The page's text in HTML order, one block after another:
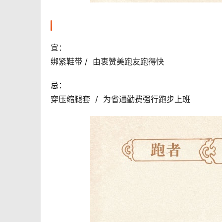
宜：
绑紧鞋带 /  由衷赞美跑友跑得快
忌：
穿压缩腿套  /  为省通勤费强行跑步上班